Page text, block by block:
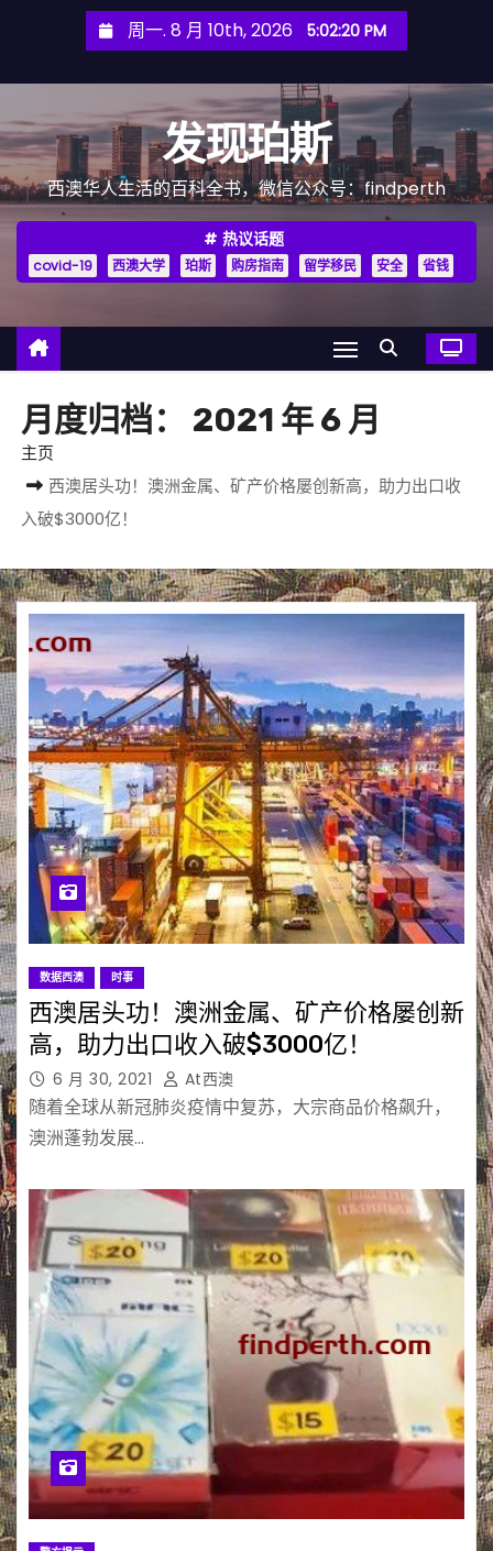
周一. 8 月 10th, 2026 5:02:22 PM
发现珀斯
西澳华人生活的百科全书，微信公众号：findperth
热议话题
covid-19 西澳大学 珀斯 购房指南 留学移民 安全 省钱
月度归档： 2021 年 6 月
主页
西澳居头功！澳洲金属、矿产价格屡创新高，助力出口收
入破$3000亿！
数据西澳 时事
西澳居头功！澳洲金属、矿产价格屡创新
高，助力出口收入破$3000亿！
6 月 30, 2021 At西澳
随着全球从新冠肺炎疫情中复苏，大宗商品价格飙升，
澳洲蓬勃发展…